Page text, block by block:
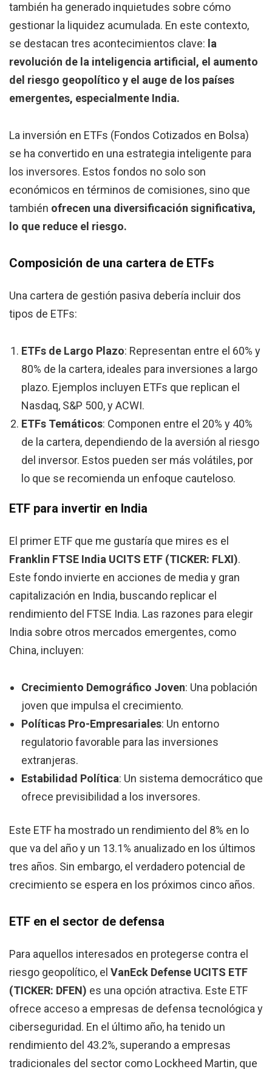
también ha generado inquietudes sobre cómo
gestionar la liquidez acumulada. En este contexto,
se destacan tres acontecimientos clave: la
revolución de la inteligencia artificial, el aumento
del riesgo geopolítico y el auge de los países
emergentes, especialmente India.
La inversión en ETFs (Fondos Cotizados en Bolsa)
se ha convertido en una estrategia inteligente para
los inversores. Estos fondos no solo son
económicos en términos de comisiones, sino que
también ofrecen una diversificación significativa,
lo que reduce el riesgo.
Composición de una cartera de ETFs
Una cartera de gestión pasiva debería incluir dos
tipos de ETFs:
ETFs de Largo Plazo: Representan entre el 60% y
80% de la cartera, ideales para inversiones a largo
plazo. Ejemplos incluyen ETFs que replican el
Nasdaq, S&P 500, y ACWI.
ETFs Temáticos: Componen entre el 20% y 40%
de la cartera, dependiendo de la aversión al riesgo
del inversor. Estos pueden ser más volátiles, por
lo que se recomienda un enfoque cauteloso.
ETF para invertir en India
El primer ETF que me gustaría que mires es el
Franklin FTSE India UCITS ETF (TICKER: FLXI).
Este fondo invierte en acciones de media y gran
capitalización en India, buscando replicar el
rendimiento del FTSE India. Las razones para elegir
India sobre otros mercados emergentes, como
China, incluyen:
Crecimiento Demográfico Joven: Una población
joven que impulsa el crecimiento.
Políticas Pro-Empresariales: Un entorno
regulatorio favorable para las inversiones
extranjeras.
Estabilidad Política: Un sistema democrático que
ofrece previsibilidad a los inversores.
Este ETF ha mostrado un rendimiento del 8% en lo
que va del año y un 13.1% anualizado en los últimos
tres años. Sin embargo, el verdadero potencial de
crecimiento se espera en los próximos cinco años.
ETF en el sector de defensa
Para aquellos interesados en protegerse contra el
riesgo geopolítico, el VanEck Defense UCITS ETF
(TICKER: DFEN) es una opción atractiva. Este ETF
ofrece acceso a empresas de defensa tecnológica y
ciberseguridad. En el último año, ha tenido un
rendimiento del 43.2%, superando a empresas
tradicionales del sector como Lockheed Martin, que